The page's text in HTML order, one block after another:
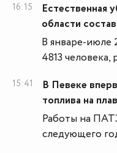
16:15
Естественная
области
В январе-июле
4813 человека,
15:41
В Певеке
топлива на
Работы на
следующего